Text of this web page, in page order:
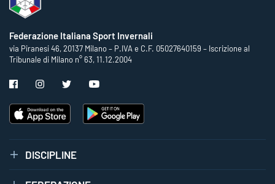
Federazione Italiana Sport Invernali
via Piranesi 46, 20137 Milano – P.IVA e C.F. 05027640159 – Iscrizione al
Tribunale di Milano n° 63, 11.12.2004
DISCIPLINE